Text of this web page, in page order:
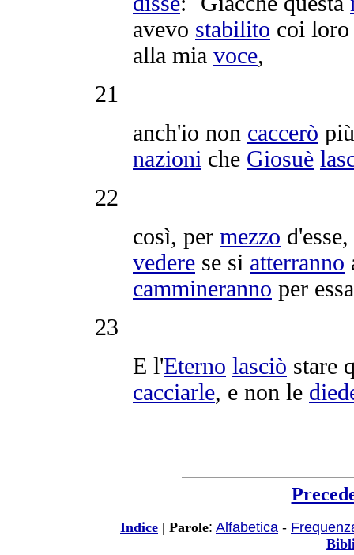
avevo stabilito coi
alla mia voce,
21
anch'io non caccerò
nazioni che Giosuè
22
così, per mezzo d'esse,
vedere se si atterranno
cammineranno per
23
E l'Eterno lasciò stare
cacciarle, e non le
Indice | Parole: Alfabetica -